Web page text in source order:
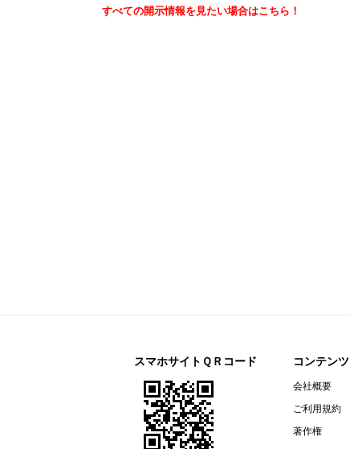
白銅(7637)
今すぐ登録
2026年12月期第２四半期（中間
（開示事項の経過）株式会社マ
リガク・ホールディングス(268A)
2026年12月期第２四半期（中間
エプコ(2311)
2026年12月期第2四半期決算説明
すべての開示情報を見たい場合はこちら！
スマホサイトＱＲコード コンテン
会社概要
ご利用規約
著作権